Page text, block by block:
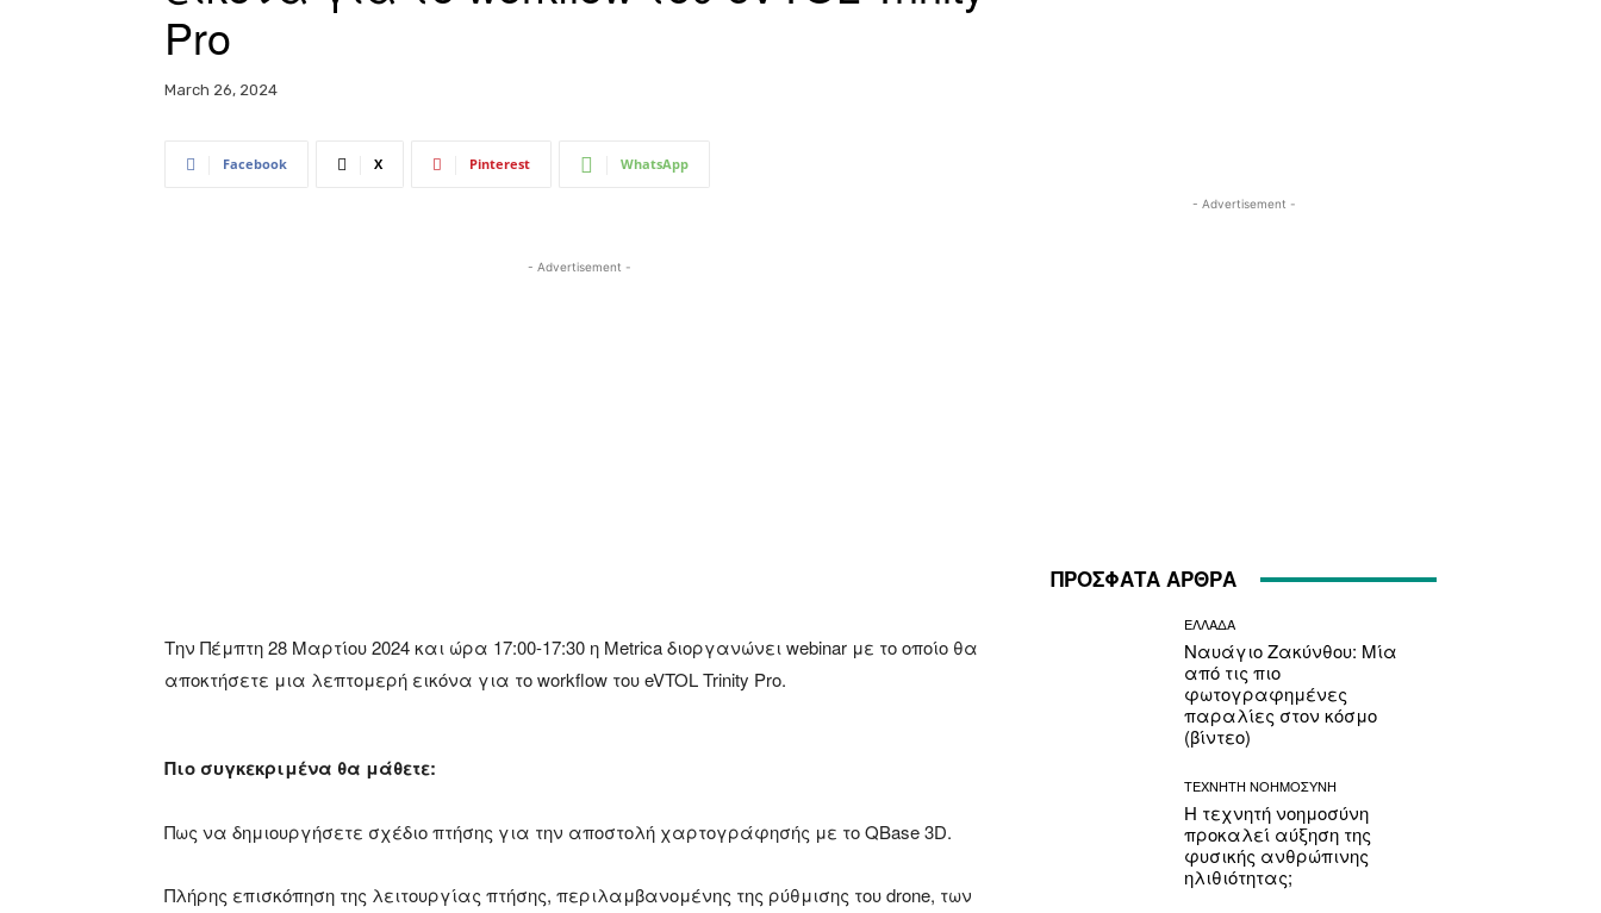
Pro
March 26, 2024
Facebook X Pinterest WhatsApp
- Advertisement -
Την Πέμπτη 28 Μαρτίου 2024 και ώρα 17:00-17:30 η Metrica διοργανώνει webinar με το οποίο θα
αποκτήσετε μια λεπτομερή εικόνα για το workflow του eVTOL Trinity Pro.
Πιο συγκεκριμένα θα μάθετε:
Πως να δημιουργήσετε σχέδιο πτήσης για την αποστολή χαρτογράφησής με το QBase 3D.
Πλήρης επισκόπηση της λειτουργίας πτήσης, περιλαμβανομένης της ρύθμισης του drone, των
- Advertisement -
ΠΡΟΣΦΑΤΑ ΑΡΘΡΑ
ΕΛΛΑΔΑ
Ναυάγιο Ζακύνθου: Μία
από τις πιο
φωτογραφημένες
παραλίες στον κόσμο
(βίντεο)
ΤΕΧΝΗΤΗ ΝΟΗΜΟΣΥΝΗ
Η τεχνητή νοημοσύνη
προκαλεί αύξηση της
φυσικής ανθρώπινης
ηλιθιότητας;